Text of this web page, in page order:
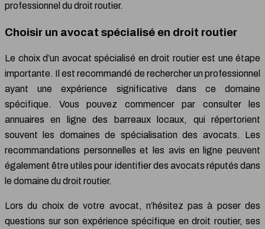
professionnel du droit routier.
Choisir un avocat spécialisé en droit routier
Le choix d’un avocat spécialisé en droit routier est une étape
importante. Il est recommandé de rechercher un professionnel
ayant une expérience significative dans ce domaine
spécifique. Vous pouvez commencer par consulter les
annuaires en ligne des barreaux locaux, qui répertorient
souvent les domaines de spécialisation des avocats. Les
recommandations personnelles et les avis en ligne peuvent
également être utiles pour identifier des avocats réputés dans
le domaine du droit routier.
Lors du choix de votre avocat, n’hésitez pas à poser des
questions sur son expérience spécifique en droit routier, ses